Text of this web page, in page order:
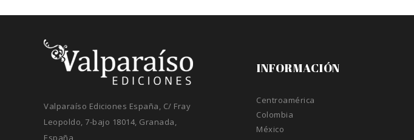
INFORMACIÓN
Centroamérica
Colombia
México
Valparaíso Ediciones España, C/ Fray
Leopoldo, 7-bajo 18014, Granada,
España